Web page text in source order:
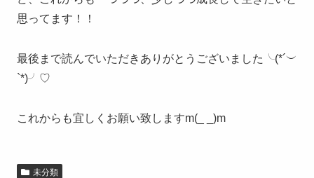
思ってます！！
最後まで読んでいただきありがとうございました╰(*´︶
`*)╯♡
これからも宜しくお願い致しますm(_ _)m
未分類